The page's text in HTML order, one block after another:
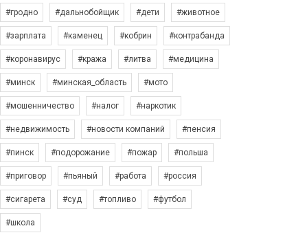
#гродно #дальнобойщик #дети #животное
#зарплата #каменец #кобрин #контрабанда
#коронавирус #кража #литва #медицина
#минск #минская_область #мото
#мошенничество #налог #наркотик
#недвижимость #новости компаний #пенсия
#пинск #подорожание #пожар #польша
#приговор #пьяный #работа #россия
#сигарета #суд #топливо #футбол
#школа